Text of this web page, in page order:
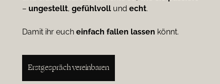
– ungestellt, gefühlvollund echt.
Damit ihr euch einfach fallen lassen könnt.
Erstgespräch vereinbaren